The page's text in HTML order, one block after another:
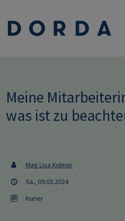
Meine
was ist zu
Mag Lisa Kulmer
Sa., 09.03.2024
Kurier